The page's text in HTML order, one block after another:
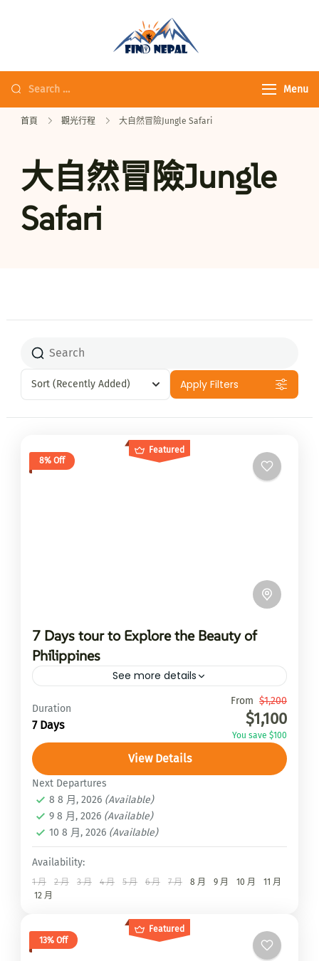
Menu
首頁 觀光行程 大自然冒險Jungle Safari
大自然冒險Jungle
Safari
Sort (Recently Added) Apply Filters
Featured
8% Off
7 Days tour to Explore the Beauty of
Philippines
See more details
Travel is the movement of...
上木斯塘Upper Mustang
皮基峰Peaky peak
Duration
7 Days
From $1,200
$1,100
You save $100
View Details
Next Departures
8 8 月, 2026 (Available)
9 8 月, 2026 (Available)
10 8 月, 2026 (Available)
Availability:
1 月 2 月 3 月 4 月 5 月 6 月 7 月 8 月 9 月 10 月
11 月
12 月
Featured
13% Off